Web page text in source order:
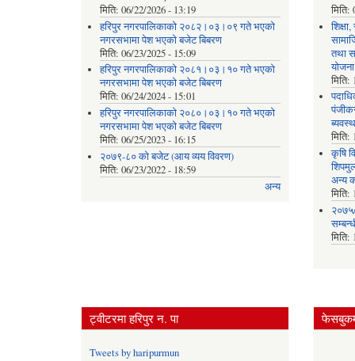
मिति: 06/22/2026 - 13:19
हरिपुर नगरपालिकाको २०८२।०३।०९ गते भएको
नगरसभामा पेश भएको बजेट बिबरण
मिति: 06/23/2025 - 15:09
हरिपुर नगरपालिकाको २०८१।०३।१० गते भएको
नगरसभामा पेश भएको बजेट बिबरण
मिति: 06/24/2024 - 15:01
हरिपुर नगरपालिकाको २०८०।०३।१० गते भएको
नगरसभामा पेश भएको बजेट बिबरण
मिति: 06/25/2023 - 16:15
२०७९-८० को बजेट (आय व्यय विवरण)
मिति: 06/23/2022 - 18:59
अन्य
मिति:
तथा
योजना
मिति:
मिति:
कृषि
अन्य
मिति:
मिति:
ट्वीटरमा हरिपुर न. पा
Tweets by haripurmun